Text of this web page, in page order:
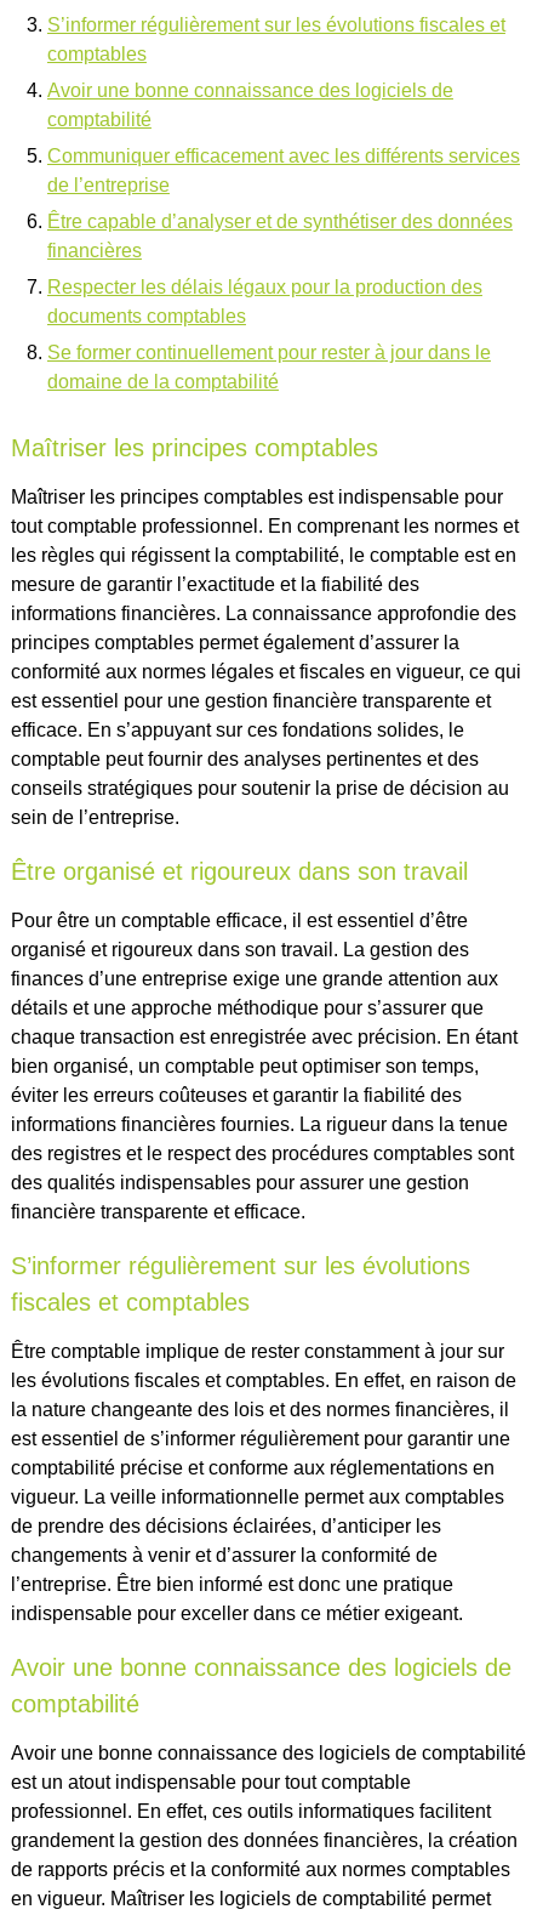
S’informer régulièrement sur les évolutions fiscales et
comptables
Avoir une bonne connaissance des logiciels de
comptabilité
Communiquer efficacement avec les différents services
de l’entreprise
Être capable d’analyser et de synthétiser des données
financières
Respecter les délais légaux pour la production des
documents comptables
Se former continuellement pour rester à jour dans le
domaine de la comptabilité
Maîtriser les principes comptables
Maîtriser les principes comptables est indispensable pour
tout comptable professionnel. En comprenant les normes et
les règles qui régissent la comptabilité, le comptable est en
mesure de garantir l’exactitude et la fiabilité des
informations financières. La connaissance approfondie des
principes comptables permet également d’assurer la
conformité aux normes légales et fiscales en vigueur, ce qui
est essentiel pour une gestion financière transparente et
efficace. En s’appuyant sur ces fondations solides, le
comptable peut fournir des analyses pertinentes et des
conseils stratégiques pour soutenir la prise de décision au
sein de l’entreprise.
Être organisé et rigoureux dans son travail
Pour être un comptable efficace, il est essentiel d’être
organisé et rigoureux dans son travail. La gestion des
finances d’une entreprise exige une grande attention aux
détails et une approche méthodique pour s’assurer que
chaque transaction est enregistrée avec précision. En étant
bien organisé, un comptable peut optimiser son temps,
éviter les erreurs coûteuses et garantir la fiabilité des
informations financières fournies. La rigueur dans la tenue
des registres et le respect des procédures comptables sont
des qualités indispensables pour assurer une gestion
financière transparente et efficace.
S’informer régulièrement sur les évolutions
fiscales et comptables
Être comptable implique de rester constamment à jour sur
les évolutions fiscales et comptables. En effet, en raison de
la nature changeante des lois et des normes financières, il
est essentiel de s’informer régulièrement pour garantir une
comptabilité précise et conforme aux réglementations en
vigueur. La veille informationnelle permet aux comptables
de prendre des décisions éclairées, d’anticiper les
changements à venir et d’assurer la conformité de
l’entreprise. Être bien informé est donc une pratique
indispensable pour exceller dans ce métier exigeant.
Avoir une bonne connaissance des logiciels de
comptabilité
Avoir une bonne connaissance des logiciels de comptabilité
est un atout indispensable pour tout comptable
professionnel. En effet, ces outils informatiques facilitent
grandement la gestion des données financières, la création
de rapports précis et la conformité aux normes comptables
en vigueur. Maîtriser les logiciels de comptabilité permet